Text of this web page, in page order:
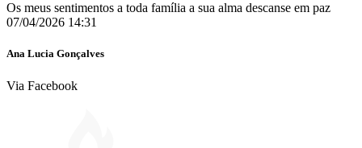
Os meus sentimentos a toda família a sua alma descanse em paz
07/04/2026 14:31
Ana Lucia Gonçalves
Via Facebook